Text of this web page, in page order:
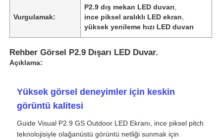
Vurgulamak:
P2.9 dış mekan LED duvarı
ince piksel aralıklı LED ekran
yüksek yenileme hızı LED duvarı
Rehber Görsel P2.9 Dışarı LED Duvar.
Açıklama:
Yüksek görsel deneyimler için keskin
görüntü kalitesi
Guide Visual P2.9 GS Outdoor LED Ekranı, ince piksel pitch
teknolojisiyle olağanüstü görüntü netliği sunmak için